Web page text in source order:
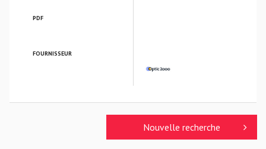
PDF
FOURNISSEUR
Nouvelle recherche